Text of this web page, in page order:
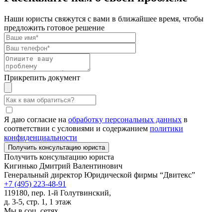
Наши юристы свяжутся с вами в ближайшее время, чтобы
предложить готовое решение
Прикрепить документ
Я даю согласие на обработку персональных данных в
соответствии с условиями и содержанием политики
конфиденциальности
Получить консультацию юриста
Кигинько Дмитрий Валентинович
Генеральный директор Юридической фирмы “Двитекс”
+7 (495) 223-48-91
119180, пер. 1-й Голутвинский,
д. 3-5, стр. 1, 1 этаж